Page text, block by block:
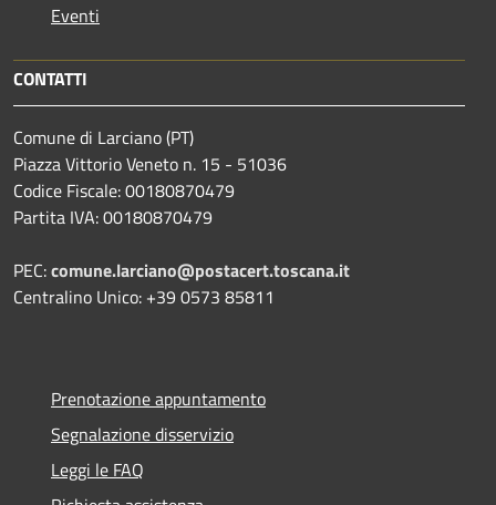
Eventi
CONTATTI
Comune di Larciano (PT)
Piazza Vittorio Veneto n. 15 - 51036
Codice Fiscale: 00180870479
Partita IVA: 00180870479
PEC:comune.larciano@postacert.toscana.it
Centralino Unico: +39 0573 85811
Prenotazione appuntamento
Segnalazione disservizio
Leggi le FAQ